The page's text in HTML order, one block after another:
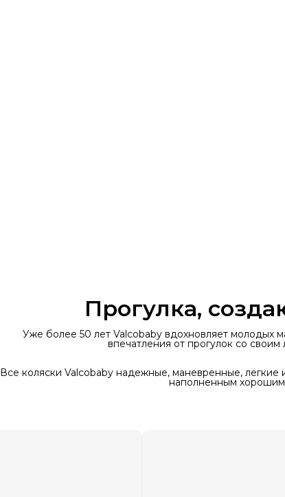
Прогулка,
Уже более 50 лет Valcobaby вдохновляет молодых
впечатления от прогулок со
Все коляски Valcobaby надежные, маневренные,
наполненным